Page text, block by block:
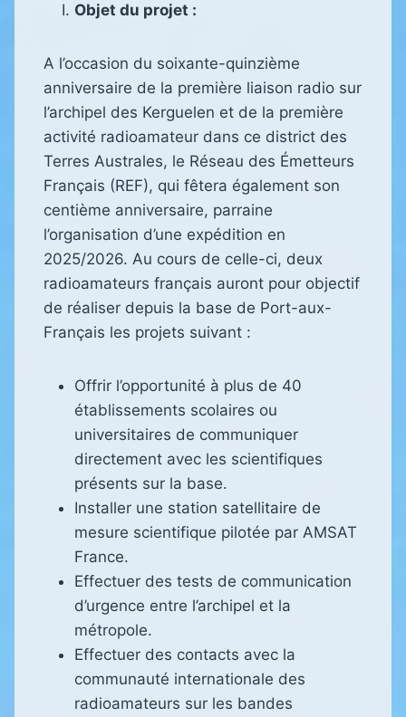
Objet du projet :
A l’occasion du soixante-quinzième
anniversaire de la première liaison radio sur
l’archipel des Kerguelen et de la première
activité radioamateur dans ce district des
Terres Australes, le Réseau des Émetteurs
Français (REF), qui fêtera également son
centième anniversaire, parraine
l’organisation d’une expédition en
2025/2026. Au cours de celle-ci, deux
radioamateurs français auront pour objectif
de réaliser depuis la base de Port-aux-
Français les projets suivant :
Offrir l’opportunité à plus de 40
établissements scolaires ou
universitaires de communiquer
directement avec les scientifiques
présents sur la base.
Installer une station satellitaire de
mesure scientifique pilotée par AMSAT
France.
Effectuer des tests de communication
d’urgence entre l’archipel et la
métropole.
Effectuer des contacts avec la
communauté internationale des
radioamateurs sur les bandes